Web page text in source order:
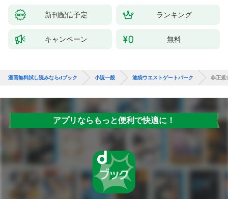
新刊配信予定 ランキング
キャンペーン 無料
漫画無料試し読みならdブック 小説一般 池袋ウエストゲートパーク 非正規
アプリならもっと便利で快適に！